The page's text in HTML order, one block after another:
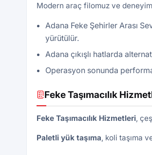
Modern araç filomuz ve
Adana Feke Şehirler Arası
yürütülür.
Adana çıkışlı hatlarda
Operasyon sonunda
Feke Taşımacılık
Feke Taşımacılık Hizmetleri,
Paletli yüktaşıma, koli taşıma